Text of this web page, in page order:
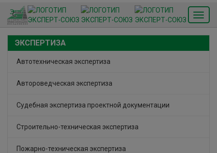
Автотехническая экспертиза
Автороведческая экспертиза
Судебная экспертиза проектной документации
Строительно-техническая экспертиза
Пожарно-техническая экспертиза